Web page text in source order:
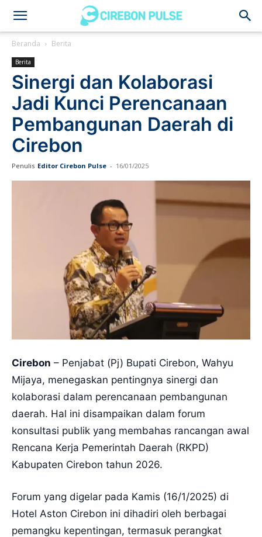
Cirebon
Pulse
Beranda Berita
Berita
Sinergi dan Kolaborasi
Jadi Kunci Perencanaan
Pembangunan Daerah di
Cirebon
Penulis Editor Cirebon Pulse - 16/01/2025
Cirebon – Penjabat (Pj) Bupati Cirebon, Wahyu
Mijaya, menegaskan pentingnya sinergi dan
kolaborasi dalam perencanaan pembangunan
daerah. Hal ini disampaikan dalam forum
konsultasi publik yang membahas rancangan awal
Rencana Kerja Pemerintah Daerah (RKPD)
Kabupaten Cirebon tahun 2026.
Forum yang digelar pada Kamis (16/1/2025) di
Hotel Aston Cirebon ini dihadiri oleh berbagai
pemangku kepentingan, termasuk perangkat